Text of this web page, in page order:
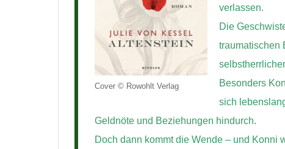
Cover © Rowohlt Verlag
verlassen.
Die
traumatischen
Besonders
sich
Geldnöte und Beziehungen hindurch.
Doch dann kommt die Wende – und Konni